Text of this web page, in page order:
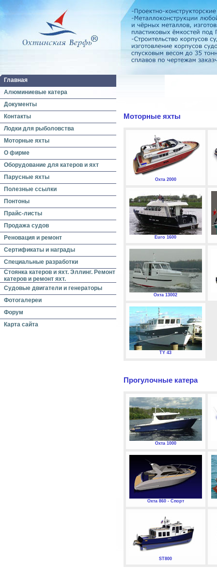
Главная
Алюминиевые катера
Документы
Контакты
Лодки для рыболовства
Моторные яхты
О фирме
Оборудование для катеров и яхт
Парусные яхты
Полезные ссылки
Понтоны
Прайс-листы
Продажа судов
Реновация и ремонт
Сертификаты и награды
Специальные разработки
Стоянка катеров и яхт. Эллинг. Ремонт
катеров и ремонт яхт.
Судовые двигатели и генераторы
Фотогалереи
Форум
Карта сайта
Моторные яхты
Охта 2000
Euro 1600
Охта 13002
TY 43
Прогулочные катера
Охта 1000
Охта 860 - Спорт
ST800